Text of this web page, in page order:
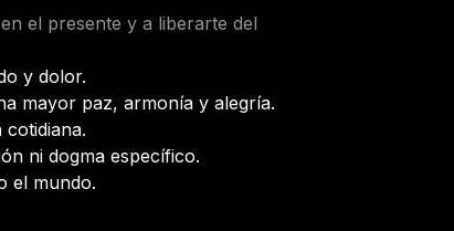
el presente y a liberarte del
y dolor.
mayor paz, armonía y alegría.
ni dogma específico.
el mundo.